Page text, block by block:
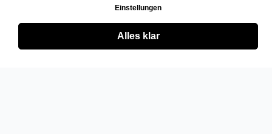
Einstellungen
Alles klar